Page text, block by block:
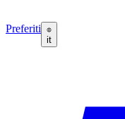
Preferiti
it